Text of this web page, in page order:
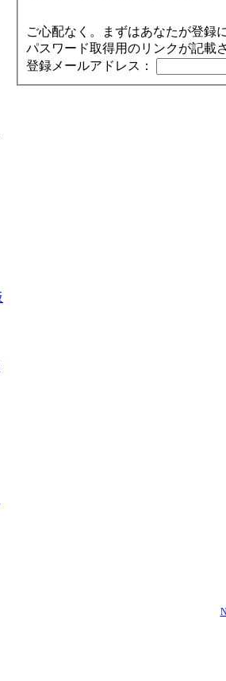
ご心配なく。まずはあなたが登録
パスワード取得用のリンクが記載
登録メールアドレス：